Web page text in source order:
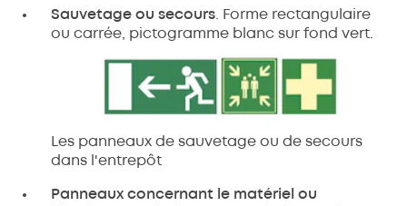
Sauvetage ou secours. Forme rectangulaire
ou carrée, pictogramme blanc sur fond vert.
Les panneaux de sauvetage ou de secours
dans l'entrepôt
Panneaux concernant le matériel ou